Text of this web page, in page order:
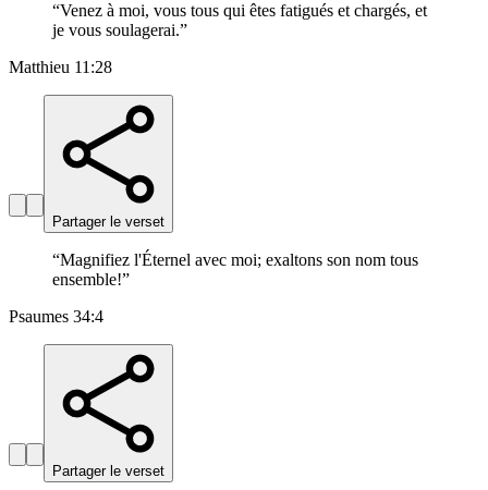
“Venez à moi, vous tous qui êtes fatigués et chargés, et
je vous soulagerai.”
Matthieu 11:28
Partager le verset
“Magnifiez l'Éternel avec moi; exaltons son nom tous
ensemble!”
Psaumes 34:4
Partager le verset